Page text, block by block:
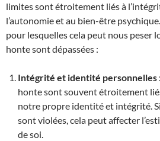
limites sont étroitement liés à
l’autonomie et au bien-être
pour lesquelles cela peut nous peser
honte sont dépassées :
Intégrité et identité personnelles
honte sont souvent étroitement
notre propre identité et intégrité.
sont violées, cela peut affecter
de soi.